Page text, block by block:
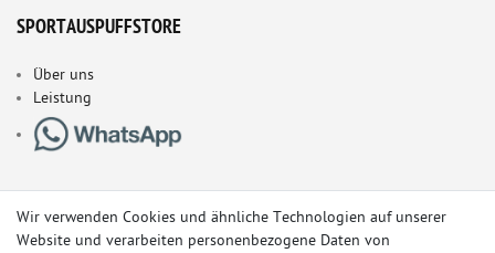
SPORTAUSPUFFSTORE
Über uns
Leistung
Wir verwenden Cookies und ähnliche Technologien auf unserer
Website und verarbeiten personenbezogene Daten von